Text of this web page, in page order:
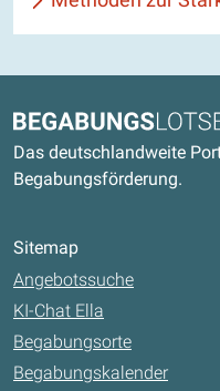
Begabungslotse
Das deutschlandweite
Begabungsförderung.
Sitemap
Angebotssuche
KI-Chat Ella
Begabungsorte
Begabungskalender